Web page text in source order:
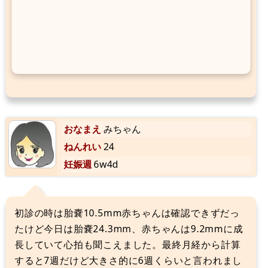
おなまえ みちゃん
ねんれい24
妊娠週6w4d
初診の時は胎嚢10.5mm赤ちゃんは確認できずだっ
たけど今日は胎嚢24.3mm、赤ちゃんは9.2mmに成
長していて心拍も聞こえました。最終月経から計算
すると7週だけど大きさ的に6週くらいと言われまし